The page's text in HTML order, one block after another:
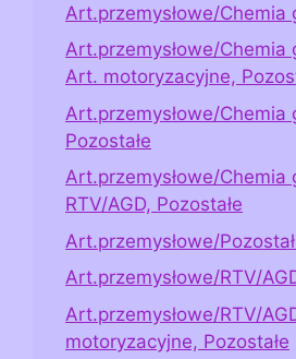
Art.przemysłowe/Chemia
Art.przemysłowe/Chemia
Art. motoryzacyjne,
Art.przemysłowe/Chemia
Pozostałe
Art.przemysłowe/Chemia
RTV/AGD, Pozostałe
Art.przemysłowe/
Art.przemysłowe/RTV/
Art.przemysłowe/RTV/
motoryzacyjne, Pozostałe